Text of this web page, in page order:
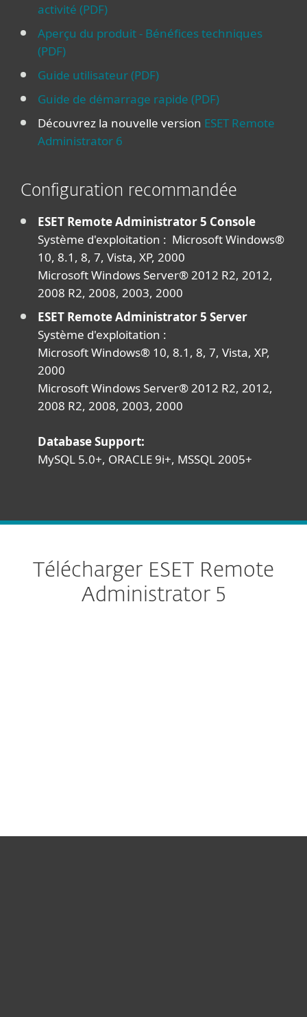
activité (PDF)
Aperçu du produit - Bénéfices techniques
(PDF)
Guide utilisateur (PDF)
Guide de démarrage rapide (PDF)
Découvrez la nouvelle version ESET Remote
Administrator 6
Configuration recommandée
ESET Remote Administrator 5 Console
Système d'exploitation : Microsoft Windows®
10, 8.1, 8, 7, Vista, XP, 2000
Microsoft Windows Server® 2012 R2, 2012,
2008 R2, 2008, 2003, 2000
ESET Remote Administrator 5 Server
Système d'exploitation :
Microsoft Windows® 10, 8.1, 8, 7, Vista, XP,
2000
Microsoft Windows Server® 2012 R2, 2012,
2008 R2, 2008, 2003, 2000
Database Support:
MySQL 5.0+, ORACLE 9i+, MSSQL 2005+
Télécharger ESET Remote
Administrator 5